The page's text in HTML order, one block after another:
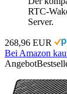
RTC-
Server.
268,96 EUR
Bei Amazon
Angebot